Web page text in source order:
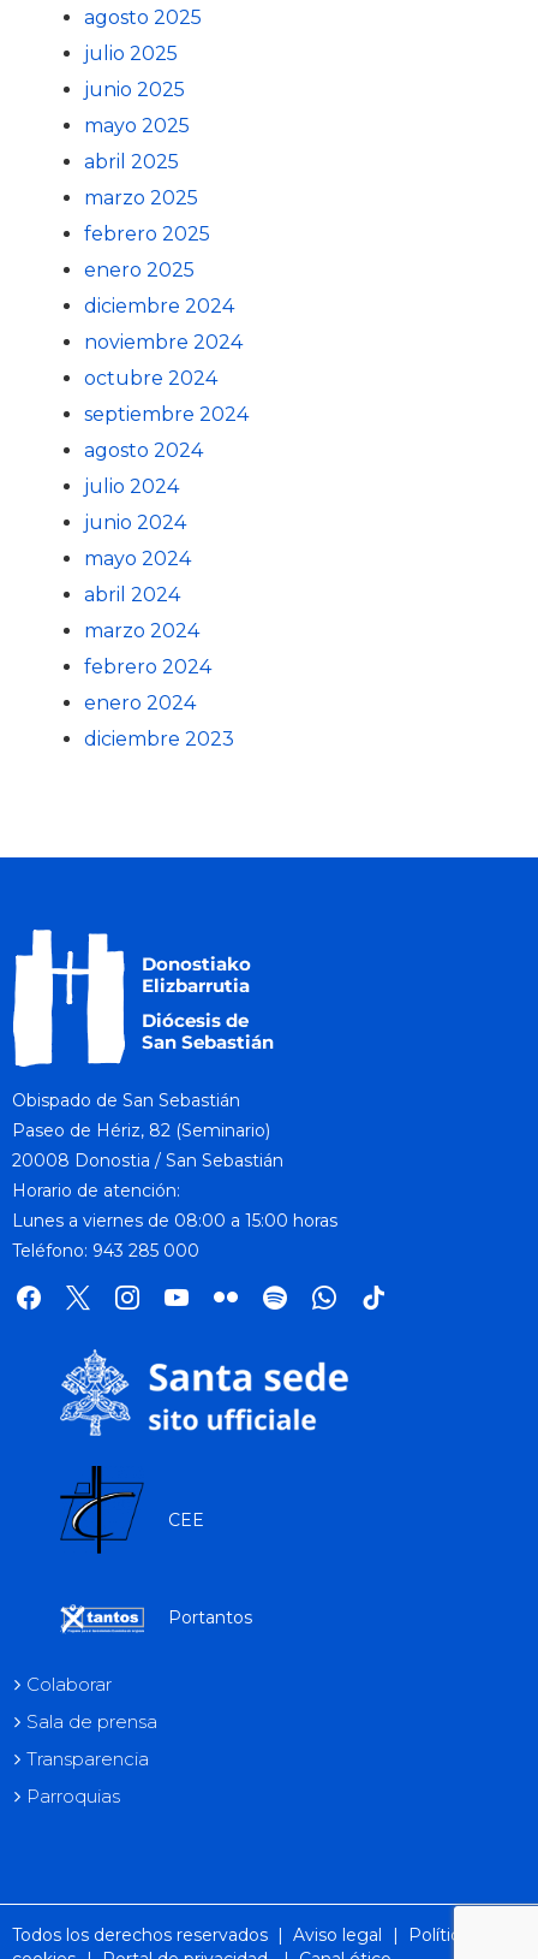
agosto 2025
julio 2025
junio 2025
mayo 2025
abril 2025
marzo 2025
febrero 2025
enero 2025
diciembre 2024
noviembre 2024
octubre 2024
septiembre 2024
agosto 2024
julio 2024
junio 2024
mayo 2024
abril 2024
marzo 2024
febrero 2024
enero 2024
diciembre 2023
Obispado de San Sebastián
Paseo de Hériz, 82 (Seminario)
20008 Donostia / San Sebastián
Horario de atención:
Lunes a viernes de 08:00 a 15:00 horas
Teléfono: 943 285 000
facebook
x instagramyoutube
flickr spotifywhatsapp
tik
CEE
Portantos
Colaborar
Sala de prensa
Transparencia
Parroquias
Todos los derechos reservados | Aviso legal |
Política de